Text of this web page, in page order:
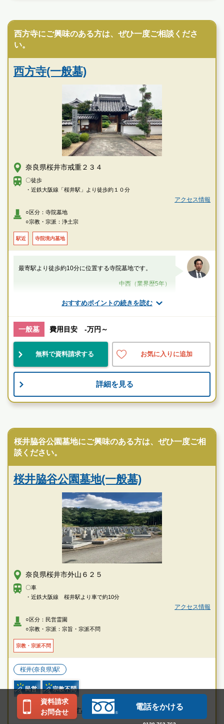
霊園墓地のプロフェッショナルが無料でご案内いたしま
す
西方寺にご興味のある方は、ぜひ一度ご相談くださ
い。
西方寺(一般墓)
奈良県桜井市戒重２３４
〇徒歩
・近鉄大阪線「桜井駅」より徒歩約１０分
アクセス情報
○区分：寺院墓地
○宗教・宗派：浄土宗
駅近 寺院境内墓地
おすすめポイントの続きを読む
最寄駅より徒歩約10分に位置する寺院墓地です。
中西（業界歴5年）
駅近 民営 伝統的
お墓のことなら何でもご相談ください
現地を見学して実際の雰囲気をお確かめください
霊園墓地のプロフェッショナルが無料でご案内いたしま
す
一般墓 費用目安 -万円～
無料で資料請求する お気に入りに追加
詳細を見る
桜井脇谷公園墓地にご興味のある方は、ぜひ一度ご相
談ください。
桜井脇谷公園墓地(一般墓)
奈良県桜井市外山６２５
〇車
・近鉄大阪線 桜井駅より車で約10分
アクセス情報
○区分：民営霊園
○宗教・宗派：宗旨・宗派不問
宗教・宗派不問
おすすめポイントの続きを読む
桜井(奈良県)駅
民営 宗教不問
お墓のことなら何でもご相談ください
資料請求
お問合せ
電話をかける